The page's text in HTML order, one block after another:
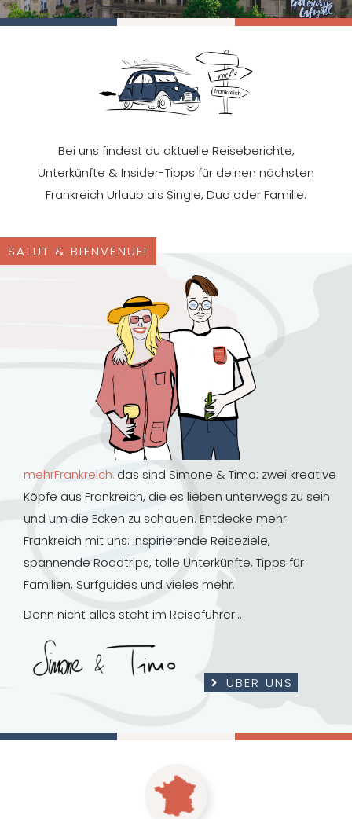
Bei uns findest du aktuelle Reiseberichte,
Unterkünfte & Insider-Tipps für deinen nächsten
Frankreich Urlaub als Single, Duo oder Familie.
SALUT & BIENVENUE!
mehrFrankreich. das sind Simone & Timo: zwei kreative
Köpfe aus Frankreich, die es lieben unterwegs zu sein
und um die Ecken zu schauen. Entdecke mehr
Frankreich mit uns: inspirierende Reiseziele,
spannende Roadtrips, tolle Unterkünfte, Tipps für
Familien, Surfguides und vieles mehr.
Denn nicht alles steht im Reiseführer…
ÜBER UNS